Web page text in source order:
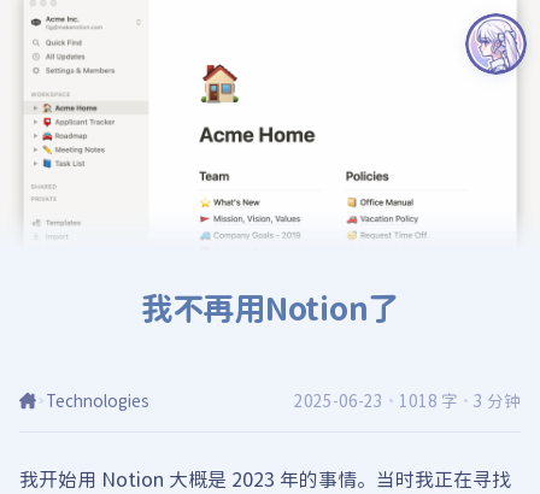
我不再用Notion了
Technologies 2025-06-23 · 1018 字 · 3 分钟
我开始用 Notion 大概是 2023 年的事情。当时我正在寻找